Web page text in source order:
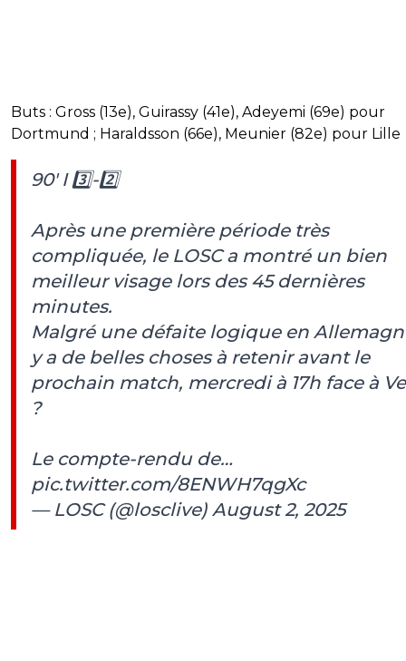
Buts : Gross (13e), Guirassy (41e), Adeyemi (69e) pour
Dortmund ; Haraldsson (66e), Meunier (82e) pour Lille
90' I 3️⃣-2️⃣
Après une première période très
compliquée, le LOSC a montré un bien
meilleur visage lors des 45 dernières
minutes.
Malgré une défaite logique en
y a de belles choses à retenir avant le
prochain match, mercredi à 17h face à
?
Le compte-rendu de…
pic.twitter.com/8ENWH7qgXc
— LOSC (@losclive) August 2, 2025